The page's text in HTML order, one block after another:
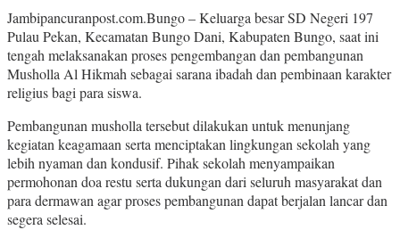
Jambipancuranpost.com.Bungo – Keluarga besar SD Negeri 197
Pulau Pekan, Kecamatan Bungo Dani, Kabupaten Bungo, saat ini
tengah melaksanakan proses pengembangan dan pembangunan
Musholla Al Hikmah sebagai sarana ibadah dan pembinaan karakter
religius bagi para siswa.
Pembangunan musholla tersebut dilakukan untuk menunjang
kegiatan keagamaan serta menciptakan lingkungan sekolah yang
lebih nyaman dan kondusif. Pihak sekolah menyampaikan
permohonan doa restu serta dukungan dari seluruh masyarakat dan
para dermawan agar proses pembangunan dapat berjalan lancar dan
segera selesai.